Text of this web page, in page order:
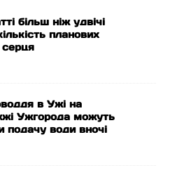
більш ніж удвічі
планових
серця
в Ужі на
Ужгорода можуть
подачу води вночі